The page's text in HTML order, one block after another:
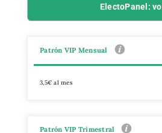
ElectoPanel:
Patrón VIP Mensual
3,5€ al mes
Patrón VIP Trimestral